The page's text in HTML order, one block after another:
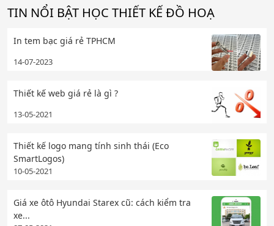
TIN NỔI BẬT HỌC THIẾT KẾ ĐỒ HOẠ
In tem bạc giá rẻ TPHCM
14-07-2023
Thiết kế web giá rẻ là gì ?
13-05-2021
Thiết kế logo mang tính sinh thái (Eco
SmartLogos)
10-05-2021
Giá xe ôtô Hyundai Starex cũ: cách kiểm tra
xe...